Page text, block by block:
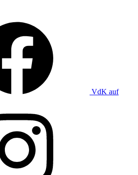
VdK auf